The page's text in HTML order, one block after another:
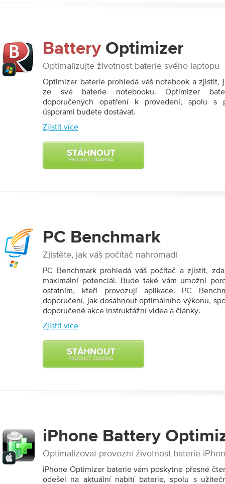
Battery Optimizer
Optimalizujte životnost baterie svého laptopu
Optimizer baterie prohledá váš notebook a zjistit,
ze své baterie notebooku. Optimizer
doporučených opatření k provedení, spolu s
úsporami budete dostávat.
Zjistit více
STÁHNOUT
PRODUKT ZDARMA
PC Benchmark
Zjistěte, jak váš počítač nahromadí
PC Benchmark prohledá váš počítač a zjistit,
maximální potenciál. Bude také vám umožní
ostatním, kteří provozují aplikace. PC
doporučení, jak dosáhnout optimálního výkonu,
doporučené akce instruktážní videa a články.
Zjistit více
STÁHNOUT
PRODUKT ZDARMA
iPhone Battery
Optimalizovat provozní životnost baterie
iPhone Optimizer baterie vám poskytne přesné
odešel na aktuální nabití baterie, spolu s